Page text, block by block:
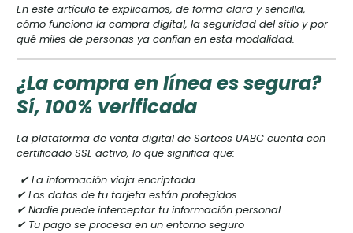
En este artículo te explicamos, de forma clara y sencilla,
cómo funciona la compra digital, la seguridad del sitio y por
qué miles de personas ya confían en esta modalidad.
¿La compra en línea es segura?
Sí, 100% verificada
La plataforma de venta digital de Sorteos UABC cuenta con
certificado SSL activo, lo que significa que:
✔ La información viaja encriptada
✔ Los datos de tu tarjeta están protegidos
✔ Nadie puede interceptar tu información personal
✔ Tu pago se procesa en un entorno seguro